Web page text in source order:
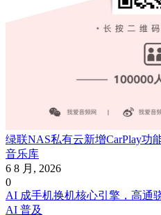
绿联NAS私有云新增CarPlay功
音乐库
6 8 月, 2026
0
AI 成手机换机核心引擎，高通
AI 普及